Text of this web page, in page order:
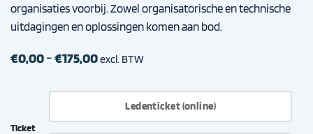
organisaties voorbij. Zowel organisatorische en technische
uitdagingen en oplossingen komen aan bod.
€0,00-€175,00Prijsklasse:
€175,00
excl. BTW
Ticket
Ledenticket (online)